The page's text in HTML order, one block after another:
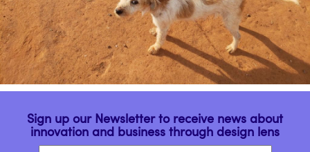
Sign up our Newsletter to receive news about
innovation and business through design lens